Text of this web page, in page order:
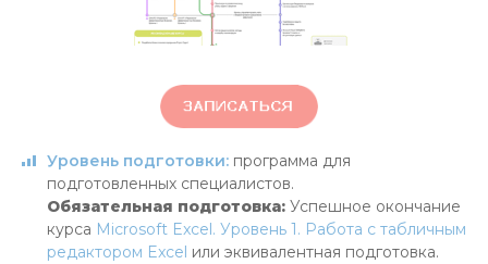
Уровень подготовки: программа для
подготовленных специалистов.
Обязательная подготовка: Успешное окончание
курса Microsoft Excel. Уровень 1. Работа с табличным
редактором Excel или эквивалентная подготовка.